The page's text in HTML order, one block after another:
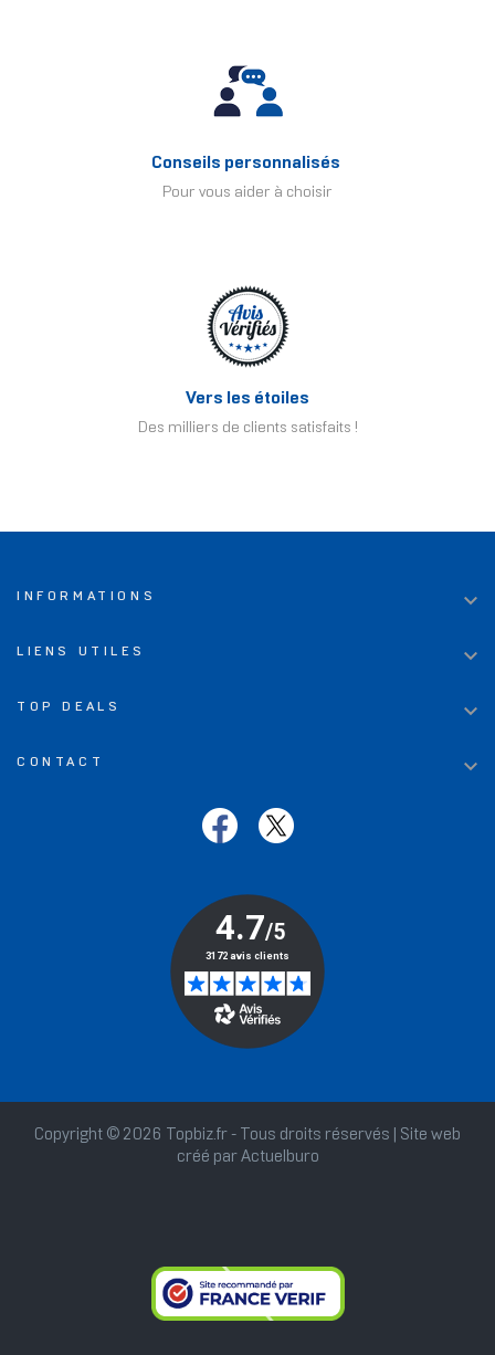
Conseils personnalisés
Pour vous aider à choisir
Vers les étoiles
Des milliers de clients satisfaits !
INFORMATIONS 
LIENS UTILES 
TOP DEALS 
CONTACT 
Copyright © 2026 Topbiz.fr - Tous droits réservés | Site web
créé par Actuelburo